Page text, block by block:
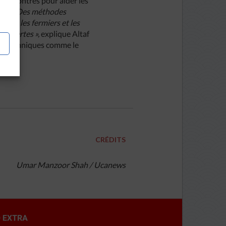
« Des méthodes
les fermiers et les
pertes », explique Altaf
techniques comme le
CRÉDITS
Umar Manzoor Shah / Ucanews